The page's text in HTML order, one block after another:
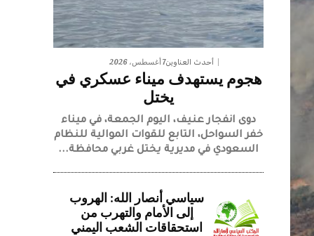
أحدث العناوين7 أغسطس، 2026
هجوم يستهدف ميناء عسكري في
يختل
دوى انفجار عنيف، اليوم الجمعة، في ميناء
خفر السواحل، التابع للقوات الموالية للنظام
السعودي في مديرية يختل غربي محافظة...
سياسي أنصار الله: الهروب
إلى الأمام والتهرب من
استحقاقات الشعب اليمني